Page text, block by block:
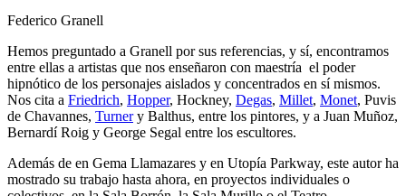
Federico Granell
Hemos preguntado a Granell por sus referencias, y sí, encontramos
entre ellas a artistas que nos enseñaron con maestría el poder
hipnótico de los personajes aislados y concentrados en sí mismos.
Nos cita a Friedrich, Hopper, Hockney, Degas, Millet, Monet, Puvis
de Chavannes, Turnery Balthus, entre los pintores, y a Juan Muñoz,
Bernardí Roig y George Segal entre los escultores.
Además de en Gema Llamazares y en Utopía Parkway, este autor ha
mostrado su trabajo hasta ahora, en proyectos individuales o